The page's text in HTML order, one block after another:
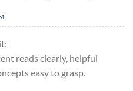
reads clearly, helpful
easy to grasp.